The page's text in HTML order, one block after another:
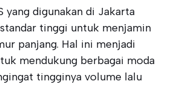
yang digunakan di Jakarta
tinggi untuk menjamin
panjang. Hal ini menjadi
mendukung berbagai moda
tingginya volume lalu